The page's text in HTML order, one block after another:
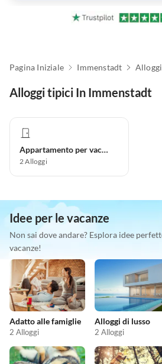
Pagina Iniziale Immenstadt
Alloggi tipici In Immenstadt
Appartamento per vacanze
2Alloggi
Idee per le vacanze
Non sai dove andare? Esplora idee
vacanze!
Adatto alle famiglie
2 Alloggi
Alloggi di lusso
2 Alloggi